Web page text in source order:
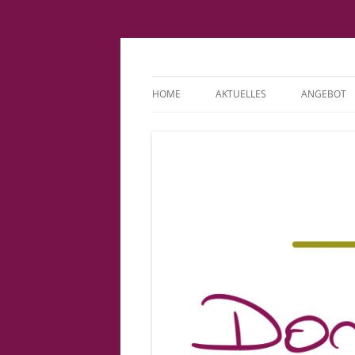
HOME AKTUELLES ANGEBOT